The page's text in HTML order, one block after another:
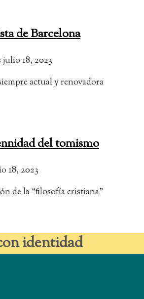
de Barcelona
julio 18, 2023
actual y renovadora
del tomismo
18, 2023
de la “filosofía cristiana”
identidad